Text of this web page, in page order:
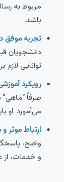
مربوط به
باشد.
تجربه موفق
دانشجویان
توانایی لازم
رویکرد
صرفاً “ماهی”
می‌آموزد. او
ارتباط موثر
واضح،
و خدمات، از